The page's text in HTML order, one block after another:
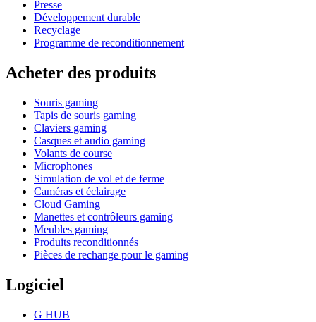
Presse
Développement durable
Recyclage
Programme de reconditionnement
Acheter des produits
Souris gaming
Tapis de souris gaming
Claviers gaming
Casques et audio gaming
Volants de course
Microphones
Simulation de vol et de ferme
Caméras et éclairage
Cloud Gaming
Manettes et contrôleurs gaming
Meubles gaming
Produits reconditionnés
Pièces de rechange pour le gaming
Logiciel
G HUB